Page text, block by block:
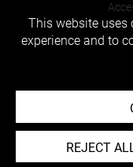
This website uses
experience and to
REJECT